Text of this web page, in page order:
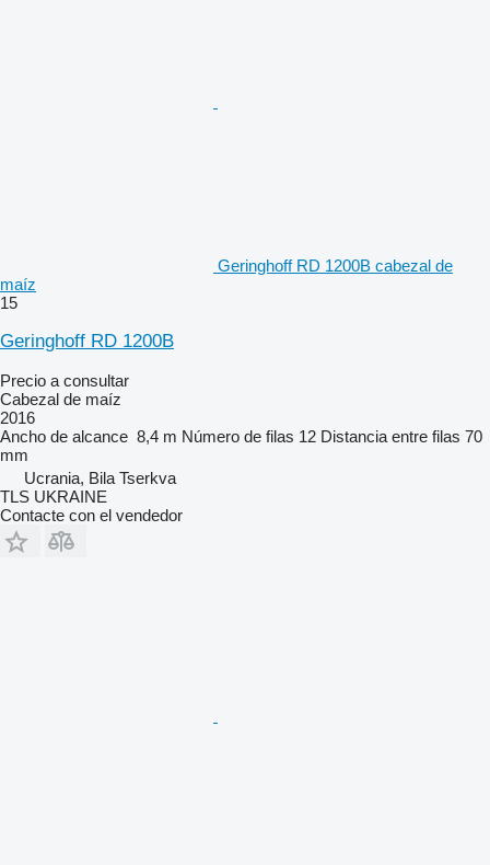
Geringhoff RD 1200B cabezal de
maíz
15
Geringhoff RD 1200B
Precio a consultar
Cabezal de maíz
2016
Ancho de alcance 8,4 m Número de filas 12 Distancia entre filas 70
mm
Ucrania, Bila Tserkva
TLS UKRAINE
Contacte con el vendedor